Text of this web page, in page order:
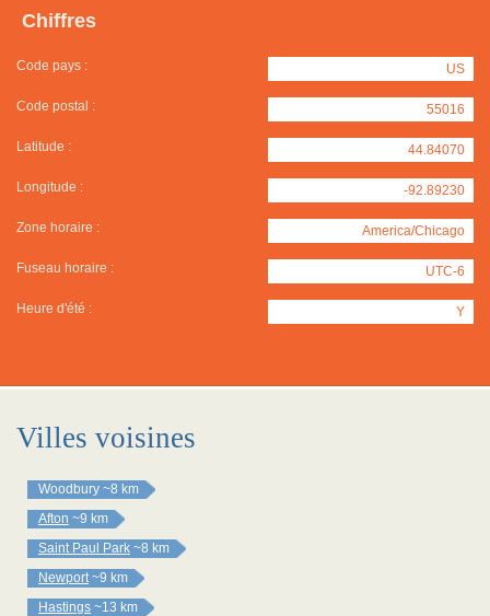
Chiffres
Code pays : US
Code postal : 55016
Latitude : 44.84070
Longitude : -92.89230
Zone horaire : America/Chicago
Fuseau horaire : UTC-6
Heure d'été : Y
Villes voisines
Woodbury ~8 km
Afton ~9 km
Saint Paul Park ~8 km
Newport ~9 km
Hastings ~13 km